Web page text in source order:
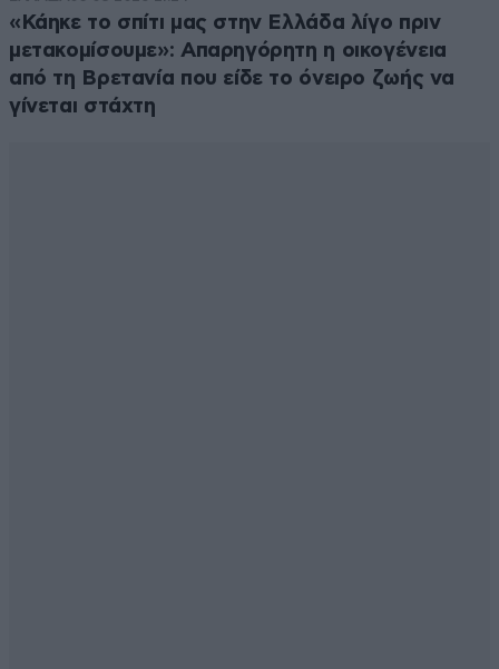
«Κάηκε το σπίτι μας στην Ελλάδα λίγο πριν
μετακομίσουμε»: Απαρηγόρητη η οικογένεια
από τη Βρετανία που είδε το όνειρο ζωής να
γίνεται στάχτη